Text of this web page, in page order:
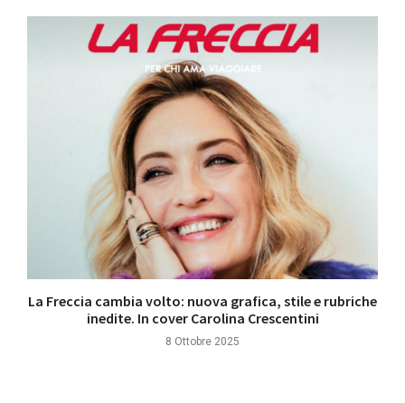
La Freccia cambia volto: nuova grafica, stile e rubriche
inedite. In cover Carolina Crescentini
8 Ottobre 2025